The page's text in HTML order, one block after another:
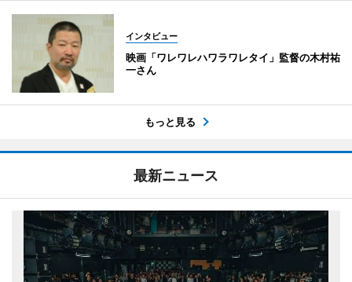
インタビュー
映画「ワレワレハワラワレタイ」監督の木村祐
一さん
もっと見る
最新ニュース